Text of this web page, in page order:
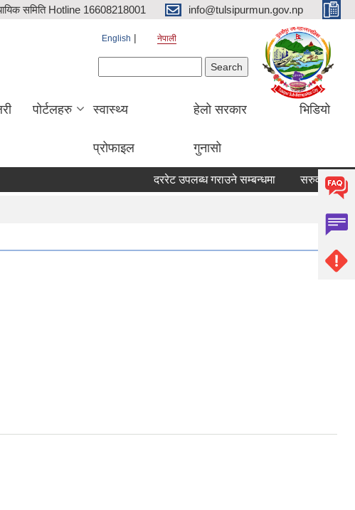
समिति Hotline 16608218001 info@tulsipurmun.gov.np
English नेपाली
पोर्टलहरु स्वास्थ्य
प्रोफाइल
हेलो सरकार
गुनासो
भिडियो
दररेट उपलब्ध गराउने सम्बन्धमा सरुवा सहमतिका